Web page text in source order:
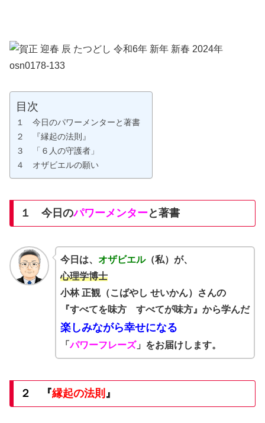
目次
１ 今日のパワーメンターと著書
２ 『縁起の法則』
３ 「６人の守護者」
４ オザビエルの願い
１ 今日のパワーメンターと著書
今日は、 オザビエル（私）が、
心理学博士
小林 正観（こばやし せいかん）さんの
『すべてを味方 すべてが味方』から学んだ
楽しみながら幸せになる
「パワーフレーズ」をお届けします。
２ 『縁起の法則 』